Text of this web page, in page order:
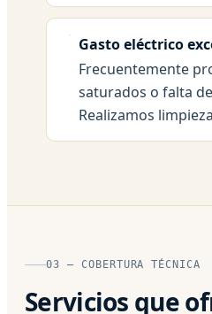
Gasto eléctrico
Frecuentemente
saturados o falta
Realizamos
03 — COBERTURA TÉCNICA
Servicios que